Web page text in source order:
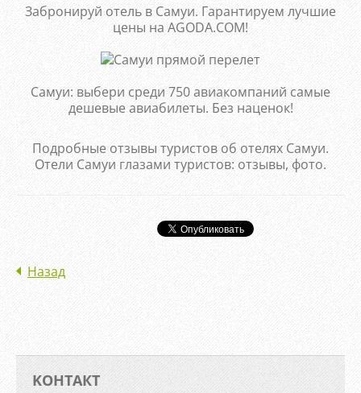
Забронируй отель в Самуи. Гарантируем лучшие
цены на AGODA.COM!
Самуи: выбери среди 750 авиакомпаний самые
дешевые авиабилеты. Без наценок!
Подробные отзывы туристов об отелях Самуи.
Отели Самуи глазами туристов: отзывы, фото.
Назад
KOНТАКТ